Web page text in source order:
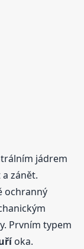
jádrem
zánět.
ochranný
Prvním typem
oka.